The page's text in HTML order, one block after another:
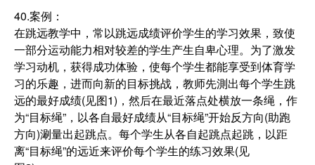
40.案例：
在跳远教学中，常以跳远成绩评价学生的学习效果，致使
一部分运动能力相对较差的学生产生自卑心理。为了激发
学习动机，获得成功体验，使每个学生都能享受到体育学
习的乐趣，进而向新的目标挑战，教师先測出每个学生跳
远的最好成绩(见图1)，然后在最近落点处横放一条绳，作
为“目标绳”，以各自最好成绩从“目标绳”开始反方向(助跑
方向)涮量出起跳点。每个学生从各自起跳点起跳，以距
离“目标绳”的远近来评价每个学生的练习效果(见